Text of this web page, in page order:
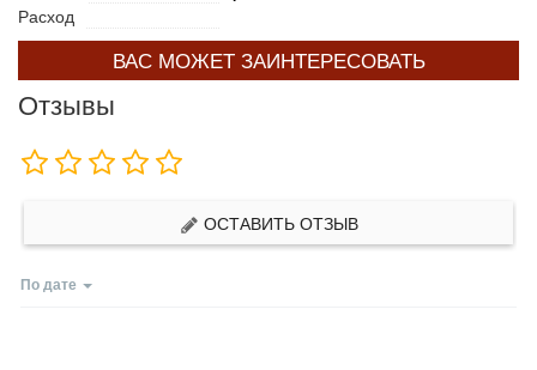
Расход
ВАС МОЖЕТ ЗАИНТЕРЕСОВАТЬ
Отзывы
ОСТАВИТЬ ОТЗЫВ
По дате